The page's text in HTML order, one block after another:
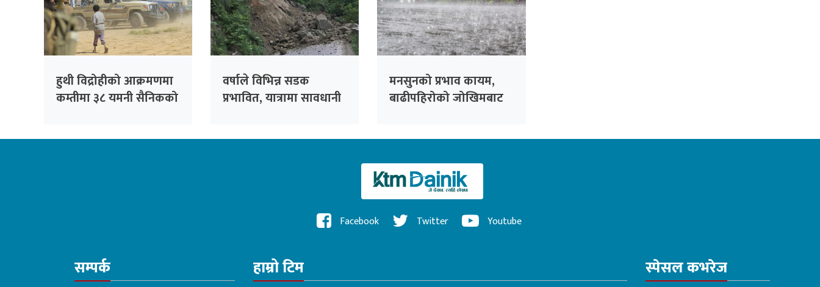
हुथी विद्रोहीको आक्रमणमा
कम्तीमा ३८ यमनी सैनिकको
वर्षाले विभिन्न सडक
प्रभावित, यात्रामा सावधानी
मनसुनको प्रभाव कायम,
बाढीपहिरोको जोखिमबाट
Facebook Twitter Youtube
सम्पर्क हाम्रो टिम स्पेसल कभरेज